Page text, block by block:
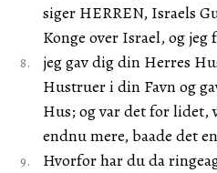
siger HERREN, Israels
Konge over Israel, og
jeg gav dig din Herres
Hustruer i din Favn og
Hus; og var det for lidet,
endnu mere, baade det
Hvorfor har du da